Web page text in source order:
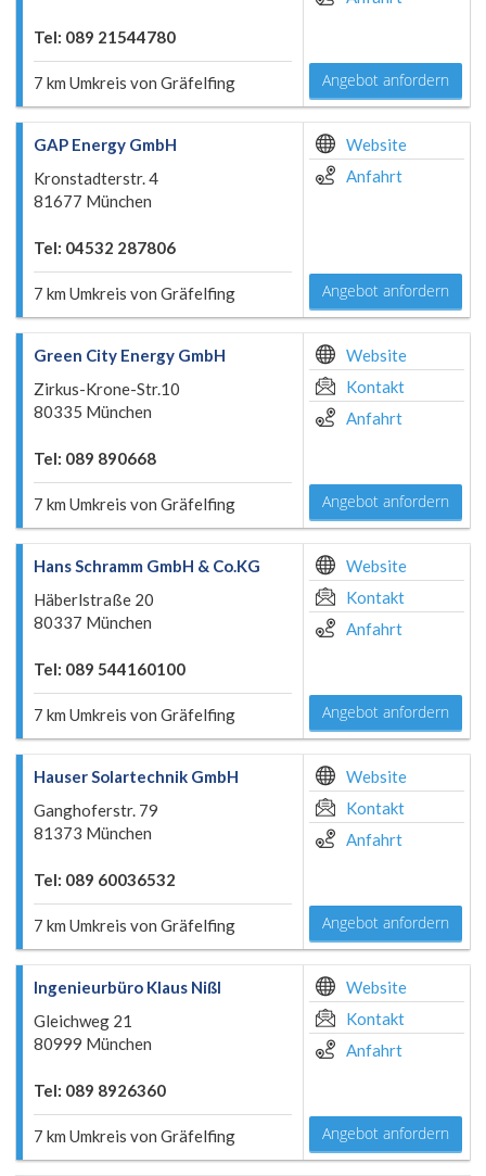
Tel: 089 21544780
7 km Umkreis von Gräfelfing Angebot anfordern
GAP Energy GmbH
Kronstadterstr. 4
81677 München
Tel: 04532 287806
7 km Umkreis von Gräfelfing
Website
Anfahrt
Angebot anfordern
Green City Energy GmbH
Zirkus-Krone-Str.10
80335 München
Tel: 089 890668
7 km Umkreis von Gräfelfing
Website
Kontakt
Anfahrt
Angebot anfordern
Hans Schramm GmbH & Co.KG
Häberlstraße 20
80337 München
Tel: 089 544160100
7 km Umkreis von Gräfelfing
Website
Kontakt
Anfahrt
Angebot anfordern
Hauser Solartechnik GmbH
Ganghoferstr. 79
81373 München
Tel: 089 60036532
7 km Umkreis von Gräfelfing
Website
Kontakt
Anfahrt
Angebot anfordern
Ingenieurbüro Klaus Nißl
Gleichweg 21
80999 München
Tel: 089 8926360
7 km Umkreis von Gräfelfing
Website
Kontakt
Anfahrt
Angebot anfordern